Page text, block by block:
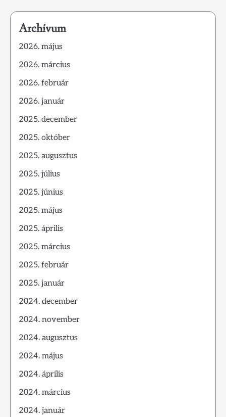
Archívum
2026. május
2026. március
2026. február
2026. január
2025. december
2025. október
2025. augusztus
2025. július
2025. június
2025. május
2025. április
2025. március
2025. február
2025. január
2024. december
2024. november
2024. augusztus
2024. május
2024. április
2024. március
2024. január